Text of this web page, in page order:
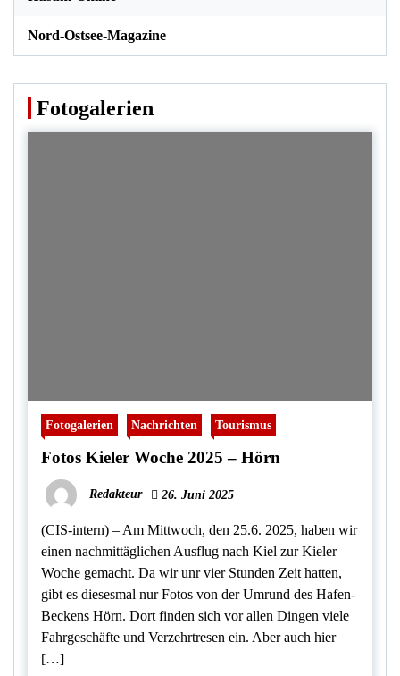
Nord-Ostsee-Magazine
Fotogalerien
Fotogalerien Nachrichten Tourismus
Fotos Kieler Woche 2025 – Hörn
Redakteur 26. Juni 2025
(CIS-intern) – Am Mittwoch, den 25.6. 2025, haben wir
einen nachmittäglichen Ausflug nach Kiel zur Kieler
Woche gemacht. Da wir unr vier Stunden Zeit hatten,
gibt es diesesmal nur Fotos von der Umrund des Hafen-
Beckens Hörn. Dort finden sich vor allen Dingen viele
Fahrgeschäfte und Verzehrtresen ein. Aber auch hier
[…]